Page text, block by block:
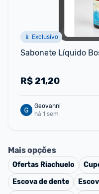
📱 Exclusivo
Sabonete Líquido
R$21,20
Geovanni
há 1 sem
Mais opções
Ofertas Riachuelo
Escova de dente